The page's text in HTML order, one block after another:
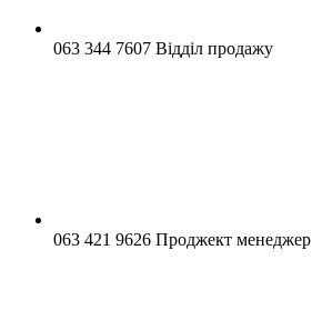
063 344 7607 Відділ продажу
063 421 9626 Проджект менеджер